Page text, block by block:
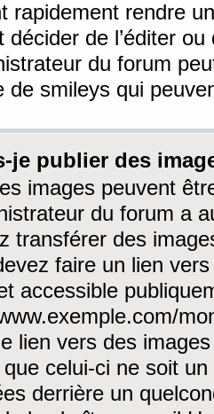
rapidement rendre
décider de l’éditer
du forum
de smileys qui
je publier des
images peuvent
du forum a
transférer des
faire un lien
accessible
lien vers des
celui-ci ne soit
derrière un